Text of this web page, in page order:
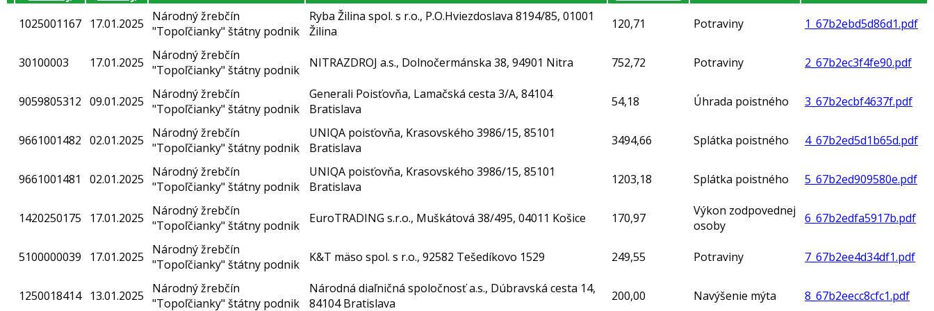
1025001167
17.01.2025
Národný žrebčín
"Topoľčianky" štátny podnik
Ryba Žilina spol. s r.o., P.O.Hviezdoslava 8194/85, 01001
Žilina
120,71 Potraviny 1_67b2ebd5d86d1.pdf
30100003 17.01.2025
Národný žrebčín
"Topoľčianky" štátny podnik
NITRAZDROJ a.s., Dolnočermánska 38, 94901 Nitra 752,72 Potraviny 2_67b2ec3f4fe90.pdf
9059805312 09.01.2025
Národný žrebčín
"Topoľčianky" štátny podnik
Generali Poisťovňa, Lamačská cesta 3/A, 84104
Bratislava
54,18 Úhrada poistného 3_67b2ecbf4637f.pdf
9661001482 02.01.2025
Národný žrebčín
"Topoľčianky" štátny podnik
UNIQA poisťovňa, Krasovského 3986/15, 85101
Bratislava
3494,66 Splátka poistného 4_67b2ed5d1b65d.pdf
9661001481 02.01.2025
Národný žrebčín
"Topoľčianky" štátny podnik
UNIQA poisťovňa, Krasovského 3986/15, 85101
Bratislava
1203,18 Splátka poistného 5_67b2ed909580e.pdf
1420250175 17.01.2025
Národný žrebčín
"Topoľčianky" štátny podnik
EuroTRADING s.r.o., Muškátová 38/495, 04011 Košice 170,97
Výkon zodpovednej
osoby
6_67b2edfa5917b.pdf
5100000039 17.01.2025
Národný žrebčín
"Topoľčianky" štátny podnik
K&T mäso spol. s r.o., 92582 Tešedíkovo 1529 249,55 Potraviny 7_67b2ee4d34df1.pdf
1250018414 13.01.2025
Národný žrebčín
"Topoľčianky" štátny podnik
Národná diaľničná spoločnosť a.s., Dúbravská cesta 14,
84104 Bratislava
200,00 Navýšenie mýta 8_67b2eecc8cfc1.pdf